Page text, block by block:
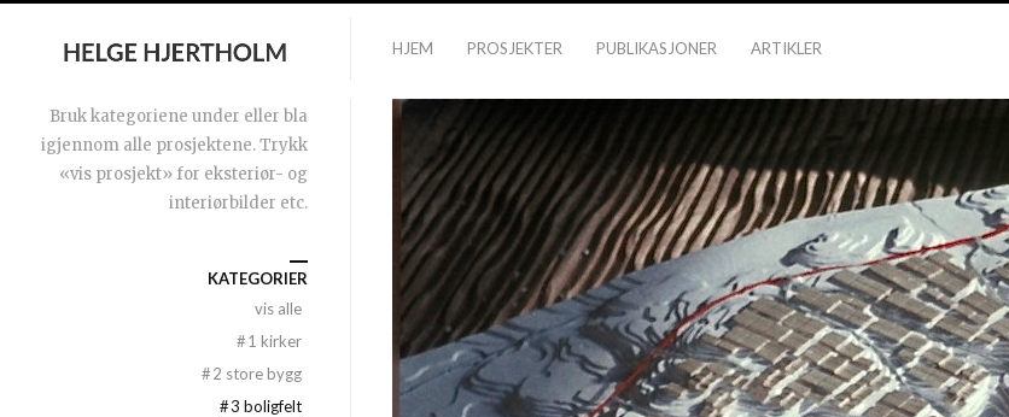
HJEM PROSJEKTER PUBLIKASJONER ARTIKLER
Bruk kategoriene under eller bla
igjennom alle prosjektene. Trykk
«vis prosjekt» for eksteriør- og
interiørbilder etc.
KATEGORIER
vis alle
#1 kirker
#2 store bygg
#3 boligfelt